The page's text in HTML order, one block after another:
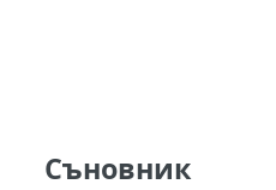
Съновник